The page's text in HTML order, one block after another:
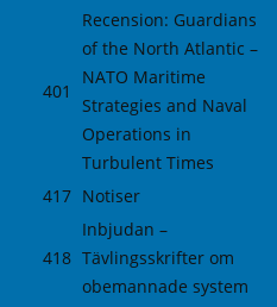
401
Recension: Guardians
of the North Atlantic –
NATO Maritime
Strategies and Naval
Operations in
Turbulent Times
417 Notiser
418
Inbjudan –
Tävlingsskrifter om
obemannade system